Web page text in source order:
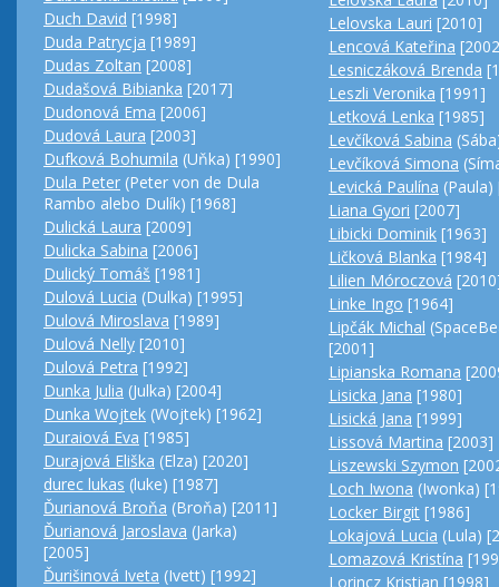
Duch David [1998]
Duda Patrycja [1989]
Dudas Zoltan [2008]
Dudašová Bibianka [2017]
Dudonová Ema [2006]
Dudová Laura [2003]
Dufková Bohumila (Uňka) [1990]
Dula Peter (Peter von de Dula
Rambo alebo Dulík) [1968]
Dulická Laura [2009]
Dulicka Sabina [2006]
Dulický Tomáš [1981]
Dulová Lucia (Dulka) [1995]
Dulová Miroslava [1989]
Dulová Nelly [2010]
Dulová Petra [1992]
Dunka Julia (Julka) [2004]
Dunka Wojtek (Wojtek) [1962]
Duraiová Eva [1985]
Durajová Eliška (Elza) [2020]
durec lukas (luke) [1987]
Ďurianová Broňa (Broňa) [2011]
Ďurianová Jaroslava (Jarka)
[2005]
Ďurišinová Iveta (Ivett) [1992]
Lelovska Lauri [2010]
Lencová Kateřina
Lesniczáková Brenda
Leszli Veronika [1991]
Letková Lenka [1985]
Levčíková Sabina
Levčíková Simona
Levická Paulína
Liana Gyori [2007]
Libicki Dominik [1963]
Ličková Blanka [1984]
Lilien Móroczová
Linke Ingo [1964]
Lipčák Michal
[2001]
Lipianska Romana
Lisicka Jana [1980]
Lisická Jana [1999]
Lissová Martina [2003]
Liszewski Szymon
Loch Iwona (Iwonka)
Locker Birgit [1986]
Lokajová Lucia (Lula)
Lomazová Kristína
Lorincz Kristian [1998]